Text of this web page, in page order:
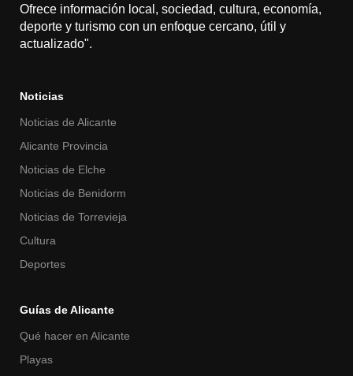
Ofrece información local, sociedad, cultura, economía,
deporte y turismo con un enfoque cercano, útil y
actualizado".
Noticias
Noticias de Alicante
Alicante Provincia
Noticias de Elche
Noticias de Benidorm
Noticias de Torrevieja
Cultura
Deportes
Guías de Alicante
Qué hacer en Alicante
Playas